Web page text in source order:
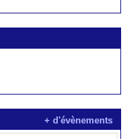
+ d'évènements